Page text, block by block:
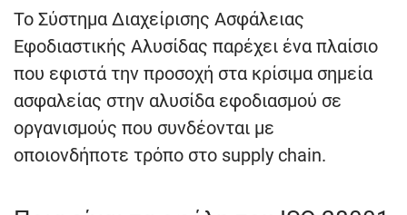
Το Σύστημα Διαχείρισης Ασφάλειας
Εφοδιαστικής Αλυσίδας παρέχει ένα πλαίσιο
που εφιστά την προσοχή στα κρίσιμα σημεία
ασφαλείας στην αλυσίδα εφοδιασμού σε
οργανισμούς που συνδέονται με
οποιονδήποτε τρόπο στο supply chain.